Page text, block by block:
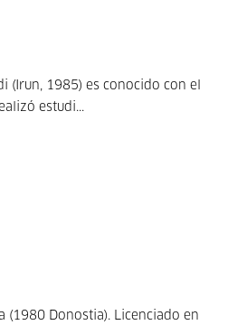
(Irun, 1985) es conocido con el
estudi...
(1980 Donostia). Licenciado en